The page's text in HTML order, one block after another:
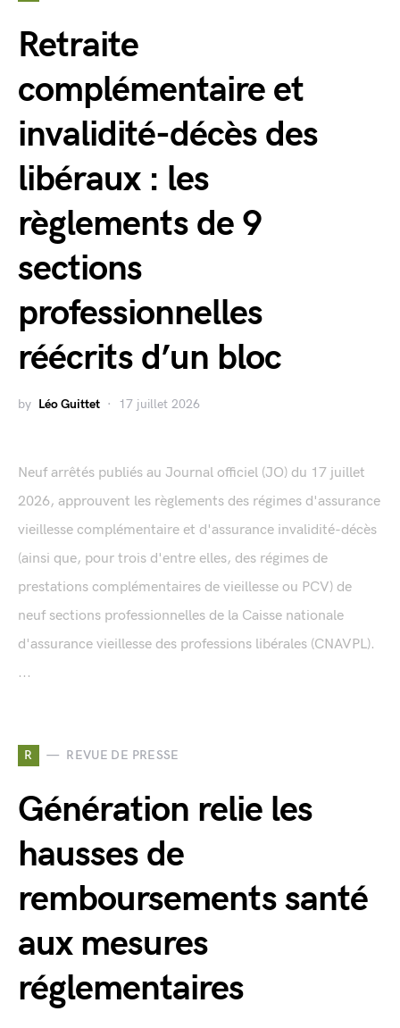
Retraite
complémentaire et
invalidité-décès des
libéraux : les
règlements de 9
sections
professionnelles
réécrits d’un bloc
by Léo Guittet 17 juillet 2026
Neuf arrêtés publiés au Journal officiel (JO) du 17 juillet
2026, approuvent les règlements des régimes d'assurance
vieillesse complémentaire et d'assurance invalidité-décès
(ainsi que, pour trois d'entre elles, des régimes de
prestations complémentaires de vieillesse ou PCV) de
neuf sections professionnelles de la Caisse nationale
d'assurance vieillesse des professions libérales (CNAVPL).
...
R REVUE DE PRESSE
Génération relie les
hausses de
remboursements santé
aux mesures
réglementaires